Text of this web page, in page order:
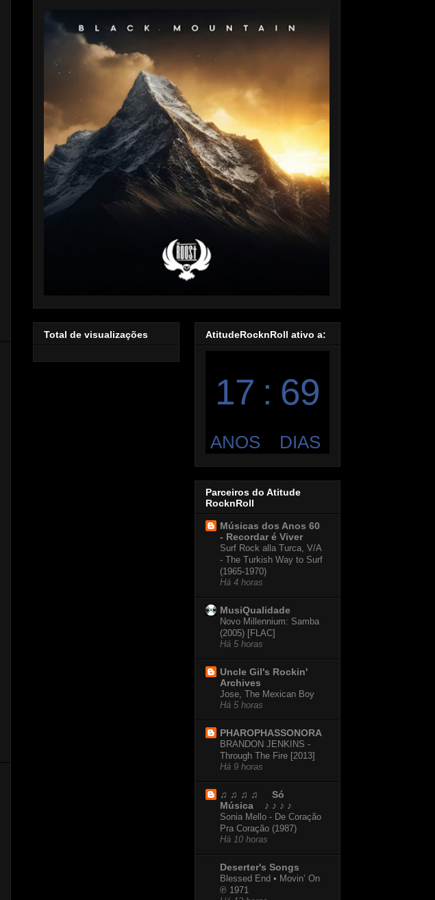
Total de visualizações AtitudeRocknRoll ativo a:
Parceiros do Atitude
RocknRoll
Músicas dos Anos 60
- Recordar é Viver
Surf Rock alla Turca, V/A
- The Turkish Way to Surf
(1965-1970)
Há 4 horas
MusiQualidade
Novo Millennium: Samba
(2005) [FLAC]
Há 5 horas
Uncle Gil's Rockin'
Archives
Jose, The Mexican Boy
Há 5 horas
PHAROPHASSONORA
BRANDON JENKINS -
Through The Fire [2013]
Há 9 horas
♫ ♫ ♫ ♫ Só
Música ♪ ♪ ♪ ♪
Sonia Mello - De Coração
Pra Coração (1987)
Há 10 horas
Deserter's Songs
Blessed End • Movin’ On
℗ 1971